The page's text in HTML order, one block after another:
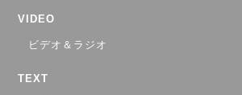
VIDEO
ビデオ＆ラジオ
TEXT